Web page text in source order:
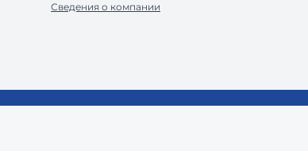
Сведения о компании